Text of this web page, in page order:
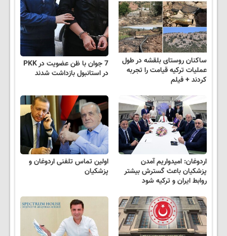
ساکنان روستای بلقشه در طول
عملیات ترکیه قیامت را تجربه
کردند + فیلم
7 جوان با ظن عضویت در PKK
در استانبول بازداشت شدند
اردوغان: امیدواریم آمدن
پزشکیان باعث گسترش بیشتر
روابط ایران و ترکیه شود
اولین تماس تلفنی اردوغان و
پزشکیان